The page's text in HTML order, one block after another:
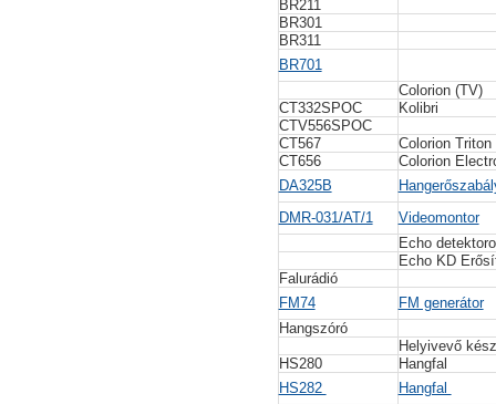
BR211
BR301
BR311
BR701
Colorion (TV)
CT332SPOC
Kolibri
CTV556SPOC
CT567
Colorion Triton
CT656
Colorion
DA325B
DMR-031/AT/1
Videomontor
Echo
Echo KD
Falurádió
FM74
FM generátor
Hangszóró
Helyivevő
HS280
Hangfal
HS282
Hangfal